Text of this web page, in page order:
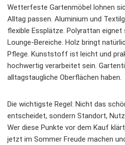
Wetterfeste Gartenmöbel lohnen
Alltag passen. Aluminium und
flexible Essplätze. Polyrattan
Lounge-Bereiche. Holz bringt
Pflege. Kunststoff ist leicht und
hochwertig verarbeitet sein.
alltagstaugliche Oberflächen haben.
Die wichtigste Regel: Nicht das
entscheidet, sondern Standort,
Wer diese Punkte vor dem Kauf
jetzt im Sommer Freude machen